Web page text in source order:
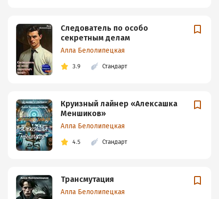
Следователь по особо
секретным делам
Алла Белолипецкая
3.9 Стандарт
Круизный лайнер «Алексашка
Меншиков»
Алла Белолипецкая
4.5 Стандарт
Трансмутация
Алла Белолипецкая